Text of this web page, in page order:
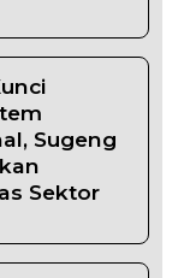
Sugeng
Sektor